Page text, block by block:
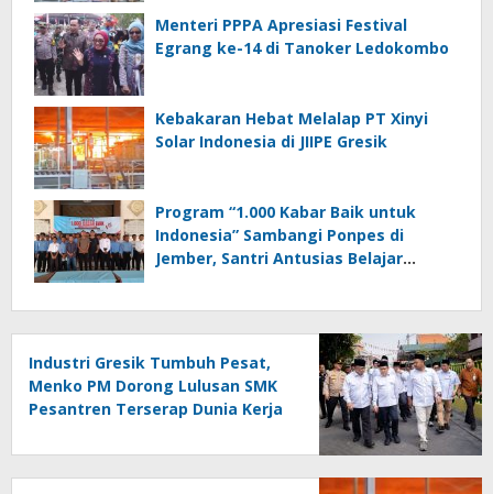
Menteri PPPA Apresiasi Festival
Egrang ke-14 di Tanoker Ledokombo
Kebakaran Hebat Melalap PT Xinyi
Solar Indonesia di JIIPE Gresik
Program “1.000 Kabar Baik untuk
Indonesia” Sambangi Ponpes di
Jember, Santri Antusias Belajar
Industri Gresik Tumbuh Pesat,
Menko PM Dorong Lulusan SMK
Pesantren Terserap Dunia Kerja